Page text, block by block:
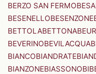
BERZO SAN FERMO
BESENELLOBESENZONE
BETTOLABETTONA
BEVERINOBEVILACQUA
BIANCOBIANDRATE
BIANZONEBIASSONO